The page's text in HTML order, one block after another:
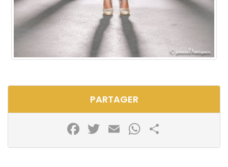
PARTAGER
Facebook
Twitter
EmailWhatsApp